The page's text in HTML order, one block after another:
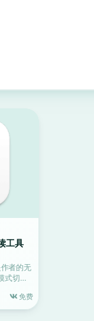
工具
者的无
式切换
免费